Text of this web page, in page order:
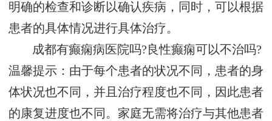
明确的检查和诊断以确认疾病，同时，可以根据
患者的具体情况进行具体治疗。
成都有癫痫病医院吗?良性癫痫可以不治吗?
温馨提示：由于每个患者的状况不同，患者的身
体状况也不同，并且治疗程度也不同，因此患者
的康复进度也不同。家庭无需将治疗与其他患者